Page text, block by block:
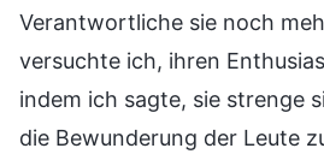
Verantwortliche sie noch
versuchte ich, ihren
indem ich sagte, sie strenge
die Bewunderung der Leute